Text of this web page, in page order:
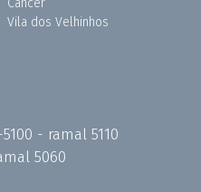
Vila dos Velhinhos
5100 - ramal 5110
5060